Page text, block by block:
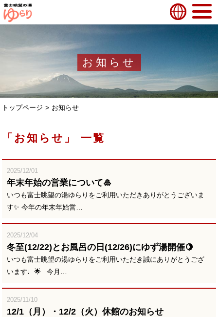
お知らせ
トップページ お知らせ
「お知らせ」 一覧
2025/12/01
年末年始の営業について🎍
いつも富士眺望の湯ゆらりをご利用いただきありがとうございま
す✨ 今年の年末年始営…
2025/12/04
冬至(12/22)とお風呂の日(12/26)にゆず湯開催🍋
いつも富士眺望の湯ゆらりをご利用いただき誠にありがとうござ
います♩🌟 今月…
2025/11/10
12/1（月）・12/2（火）休館のお知らせ